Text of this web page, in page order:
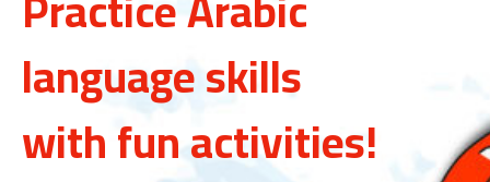
language skills
with fun activities!